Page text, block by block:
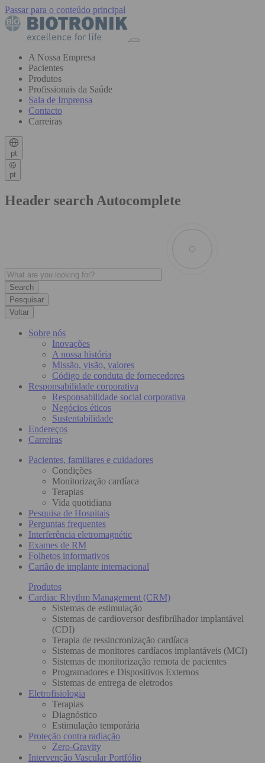
Passar para o conteúdo principal
A Nossa Empresa
Pacientes
Produtos
Profissionais da Saúde
Sala de Imprensa
Contacto
Carreiras
pt
pt
Header search Autocomplete
Pesquisar
Voltar
Sobre nós
Inovações
A nossa história
Missão, visão, valores
Código de conduta de fornecedores
Responsabilidade corporativa
Responsabilidade social corporativa
Negócios éticos
Sustentabilidade
Endereços
Carreiras
Pacientes, familiares e cuidadores
Condições
Monitorização cardíaca
Terapias
Vida quotidiana
Pesquisa de Hospitais
Perguntas frequentes
Interferência eletromagnétic
Exames de RM
Folhetos informativos
Cartão de implante internacional
Produtos
Cardiac Rhythm Management (CRM)
Sistemas de estimulação
Sistemas de cardioversor desfibrilhador implantável
(CDI)
Terapia de ressincronização cardíaca
Sistemas de monitores cardíacos implantáveis (MCI)
Sistemas de monitorização remota de pacientes
Programadores e Dispositivos Externos
Sistemas de entrega de eletrodos
Eletrofisiologia
Terapias
Diagnóstico
Estimulação temporária
Proteção contra radiação
Zero-Gravity
Intervenção Vascular Portfólio